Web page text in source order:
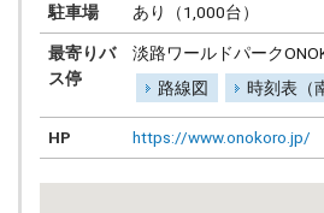
駐車場 あり（1,000台）
最寄りバ
ス停
淡路ワールドパーク
路線図
時刻表（
HP https://www.onokoro.jp/